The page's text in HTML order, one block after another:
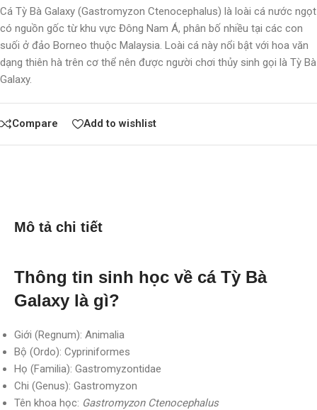
Cá Tỳ Bà Galaxy (Gastromyzon Ctenocephalus) là loài cá nước ngọt
có nguồn gốc từ khu vực Đông Nam Á, phân bố nhiều tại các con
suối ở đảo Borneo thuộc Malaysia. Loài cá này nổi bật với hoa văn
dạng thiên hà trên cơ thể nên được người chơi thủy sinh gọi là Tỳ Bà
Galaxy.
Compare Add to wishlist
Mô tả chi tiết
Thông tin sinh học về cá Tỳ Bà
Galaxy là gì?
Giới (Regnum): Animalia
Bộ (Ordo): Cypriniformes
Họ (Familia): Gastromyzontidae
Chi (Genus): Gastromyzon
Tên khoa học: Gastromyzon Ctenocephalus